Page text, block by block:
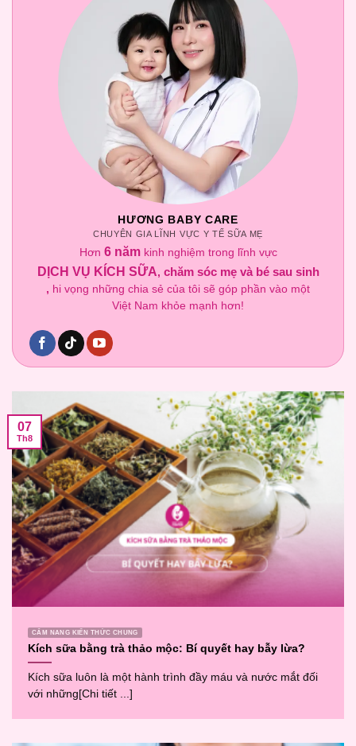
HƯƠNG BABY CARE
CHUYÊN GIA LĨNH VỰC Y TẾ SỮA MẸ
Hơn 6 nămkinh nghiệm trong lĩnh vực
DỊCH VỤ KÍCH SỮA, chăm sóc mẹ và bé sau sinh
, hi vọng những chia sẻ của tôi sẽ góp phần vào một
Việt Nam khỏe mạnh hơn!
CẨM NANG KIẾN THỨC CHUNG
Kích sữa bằng trà thảo mộc: Bí quyết hay bẫy lừa?
Kích sữa luôn là một hành trình đầy máu và nước mắt đối
với những[Chi tiết ...]
07
Th8